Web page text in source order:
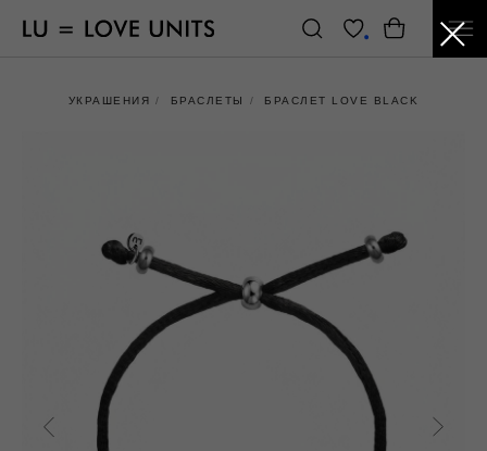
УКРАШЕНИЯ / БРАСЛЕТЫ / БРАСЛЕТ LOVE BLACK